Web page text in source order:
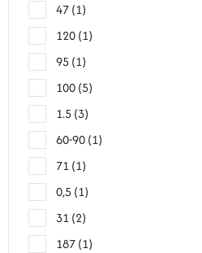
47 1
120 1
95 1
100 5
1.5 3
60-90 1
71 1
0,5 1
31 2
187 1